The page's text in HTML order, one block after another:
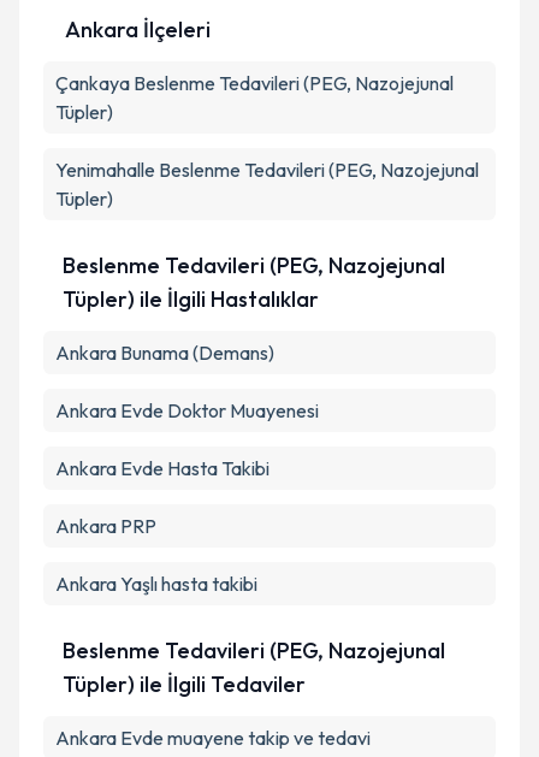
Kişisel verilerimin işlenmesine ilişkin
Metni'ni okudum ve kişisel verilerimin belirtilen
Ankara İlçeleri
Çankaya Beslenme Tedavileri (PEG, Nazojejunal
Tüpler)
Yenimahalle Beslenme Tedavileri (PEG, Nazojejunal
Tüpler)
Beslenme Tedavileri (PEG, Nazojejunal
Tüpler) ile İlgili Hastalıklar
Ankara Bunama (Demans)
Ankara Evde Doktor Muayenesi
Ankara Evde Hasta Takibi
Ankara PRP
Ankara Yaşlı hasta takibi
Beslenme Tedavileri (PEG, Nazojejunal
Tüpler) ile İlgili Tedaviler
Ankara Evde muayene takip ve tedavi